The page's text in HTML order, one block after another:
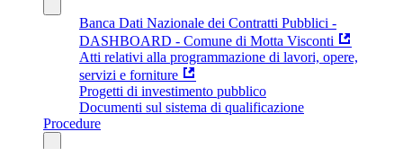
Banca Dati Nazionale dei Contratti Pubblici -
DASHBOARD - Comune di Motta Visconti
Atti relativi alla programmazione di lavori, opere,
servizi e forniture
Progetti di investimento pubblico
Documenti sul sistema di qualificazione
Procedure